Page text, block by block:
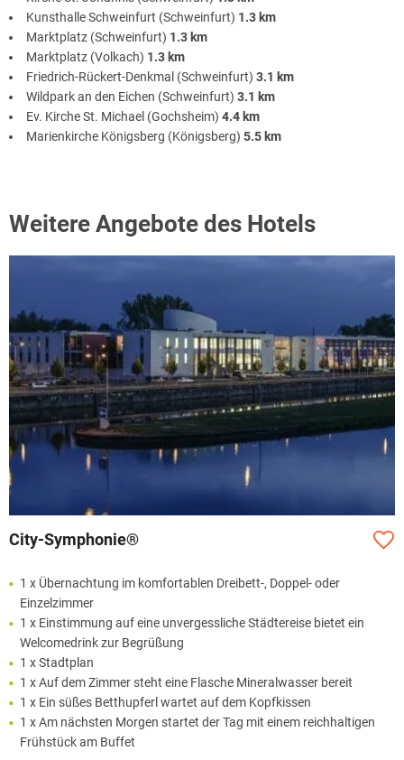
Kunsthalle Schweinfurt (Schweinfurt) 1.3 km
Marktplatz (Schweinfurt) 1.3 km
Marktplatz (Volkach) 1.3 km
Friedrich-Rückert-Denkmal (Schweinfurt) 3.1 km
Wildpark an den Eichen (Schweinfurt) 3.1 km
Ev. Kirche St. Michael (Gochsheim) 4.4 km
Marienkirche Königsberg (Königsberg) 5.5 km
Weitere Angebote des Hotels
City-Symphonie®
1 x Übernachtung im komfortablen Dreibett-, Doppel- oder
Einzelzimmer
1 x Einstimmung auf eine unvergessliche Städtereise bietet ein
Welcomedrink zur Begrüßung
1 x Stadtplan
1 x Auf dem Zimmer steht eine Flasche Mineralwasser bereit
1 x Ein süßes Betthupferl wartet auf dem Kopfkissen
1 x Am nächsten Morgen startet der Tag mit einem reichhaltigen
Frühstück am Buffet